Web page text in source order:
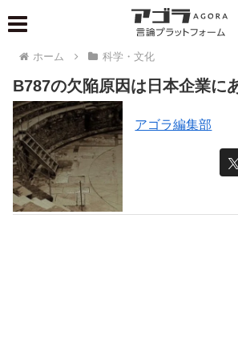
ホーム 科学・文化
B787の欠陥原因は日本企業に
アゴラ編集部